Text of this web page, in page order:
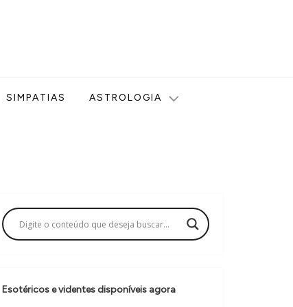
SIMPATIAS ASTROLOGIA
Esotéricos e videntes disponíveis agora